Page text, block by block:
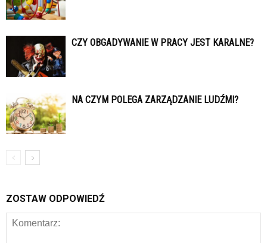
CZY OBGADYWANIE W PRACY JEST KARALNE?
NA CZYM POLEGA ZARZĄDZANIE LUDŹMI?
ZOSTAW ODPOWIEDŹ